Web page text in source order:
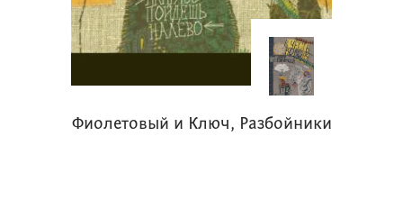
Фиолетовый и Ключ, Разбойники